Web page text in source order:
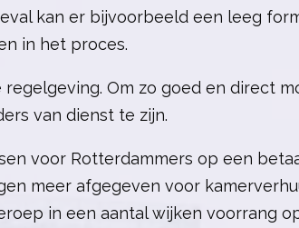
kan er bijvoorbeeld een leeg
in het proces.
Om zo goed en direct
van dienst te zijn.
voor Rotterdammers op een
meer afgegeven voor
in een aantal wijken voorrang